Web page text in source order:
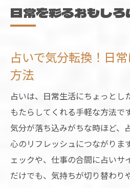
無料で楽しめる珍しい占
解説
理由
珍しい占いに無料で
方
占いのバリエーショ
ント
ジオマンシーなど世界の
日常を彩るおもし
占いで気分転換！日
方法
占いは、日常生活にちょっとし
もたらしてくれる手軽な方法で
気分が落ち込みがちな時ほど、
心のリフレッシュにつながりま
ェックや、仕事の合間に占いサ
だけでも、気持ちが切り替わり